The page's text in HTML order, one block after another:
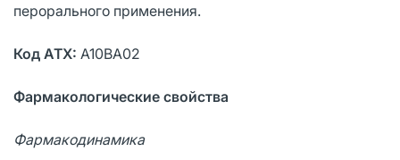
перорального применения.
Код АТХ: А10ВА02
Фармакологические свойства
Фармакодинамика